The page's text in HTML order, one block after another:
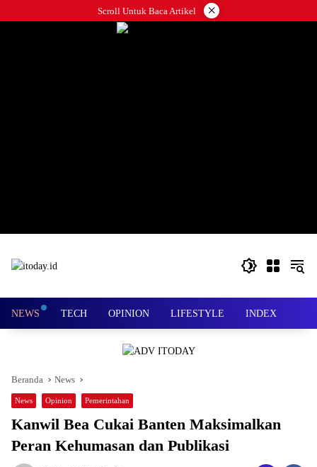
ke
Scroll Untuk Baca Artikel ×
NEWS TECH OPINION LIFESTYLE INDEX
Beranda News
News Opinion Pemerintahan
Kanwil Bea Cukai Banten Maksimalkan
Peran Kehumasan dan Publikasi